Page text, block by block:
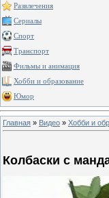
Развлечения
Сериалы
Спорт
Транспорт
Фильмы и анимация
Хобби и образование
Юмор
Главная » Видео » Хобби и
Колбаски с